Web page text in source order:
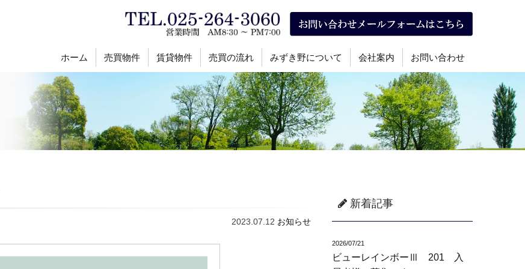
ホーム 売買物件 賃貸物件 売買の流れ みずき野について 会社案内 お問い合わせ
2023.07.12 お知らせ
新着記事
2026/07/21
ビューレインボーⅢ 201 入